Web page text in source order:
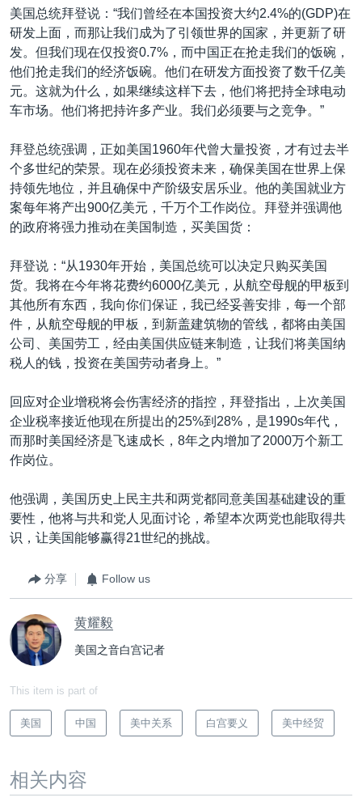
美国总统拜登说：“我们曾经在本国投资大约2.4%的(GDP)在
研发上面，而那让我们成为了引领世界的国家，并更新了研
发。但我们现在仅投资0.7%，而中国正在抢走我们的饭碗，
他们抢走我们的经济饭碗。他们在研发方面投资了数千亿美
元。这就为什么，如果继续这样下去，他们将把持全球电动
车市场。他们将把持许多产业。我们必须要与之竞争。”
拜登总统强调，正如美国1960年代曾大量投资，才有过去半
个多世纪的荣景。现在必须投资未来，确保美国在世界上保
持领先地位，并且确保中产阶级安居乐业。他的美国就业方
案每年将产出900亿美元，千万个工作岗位。拜登并强调他
的政府将强力推动在美国制造，买美国货：
拜登说：“从1930年开始，美国总统可以决定只购买美国
货。我将在今年将花费约6000亿美元，从航空母舰的甲板到
其他所有东西，我向你们保证，我已经妥善安排，每一个部
件，从航空母舰的甲板，到新盖建筑物的管线，都将由美国
公司、美国劳工，经由美国供应链来制造，让我们将美国纳
税人的钱，投资在美国劳动者身上。”
回应对企业增税将会伤害经济的指控，拜登指出，上次美国
企业税率接近他现在所提出的25%到28%，是1990s年代，
而那时美国经济是飞速成长，8年之内增加了2000万个新工
作岗位。
他强调，美国历史上民主共和两党都同意美国基础建设的重
要性，他将与共和党人见面讨论，希望本次两党也能取得共
识，让美国能够赢得21世纪的挑战。
分享 Follow us
黄耀毅
美国之音白宫记者
This item is part of
美国 中国 美中关系 白宫要义 美中经贸
相关内容